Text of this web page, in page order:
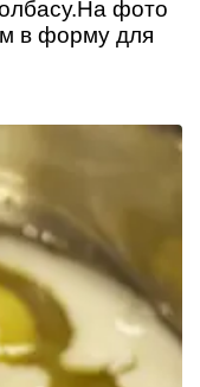
фото
в форму для